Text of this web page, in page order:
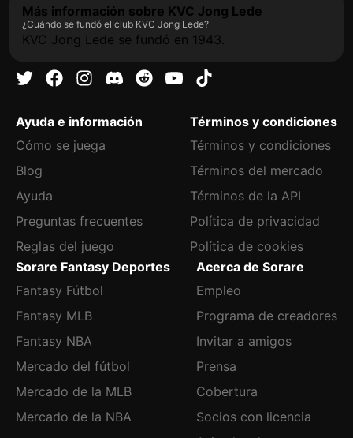
Más información sobre KVC Jong Lede
¿Cuándo se fundó el club KVC Jong Lede?
KVC Jong Lede se fundó en 1943.
Ayuda e información
Cómo se juega
Blog
Ayuda
Preguntas frecuentes
Reglas del juego
Términos y condiciones
Términos y condiciones
Términos del mercado
Términos de la API
Política de privacidad
Política de cookies
Sorare Fantasy Deportes
Fantasy Fútbol
Fantasy MLB
Fantasy NBA
Mercado del fútbol
Mercado de la MLB
Mercado de la NBA
Acerca de Sorare
Empleo
Programa de creadores
Invitar a amigos
Prensa
Cobertura
Socios con licencia